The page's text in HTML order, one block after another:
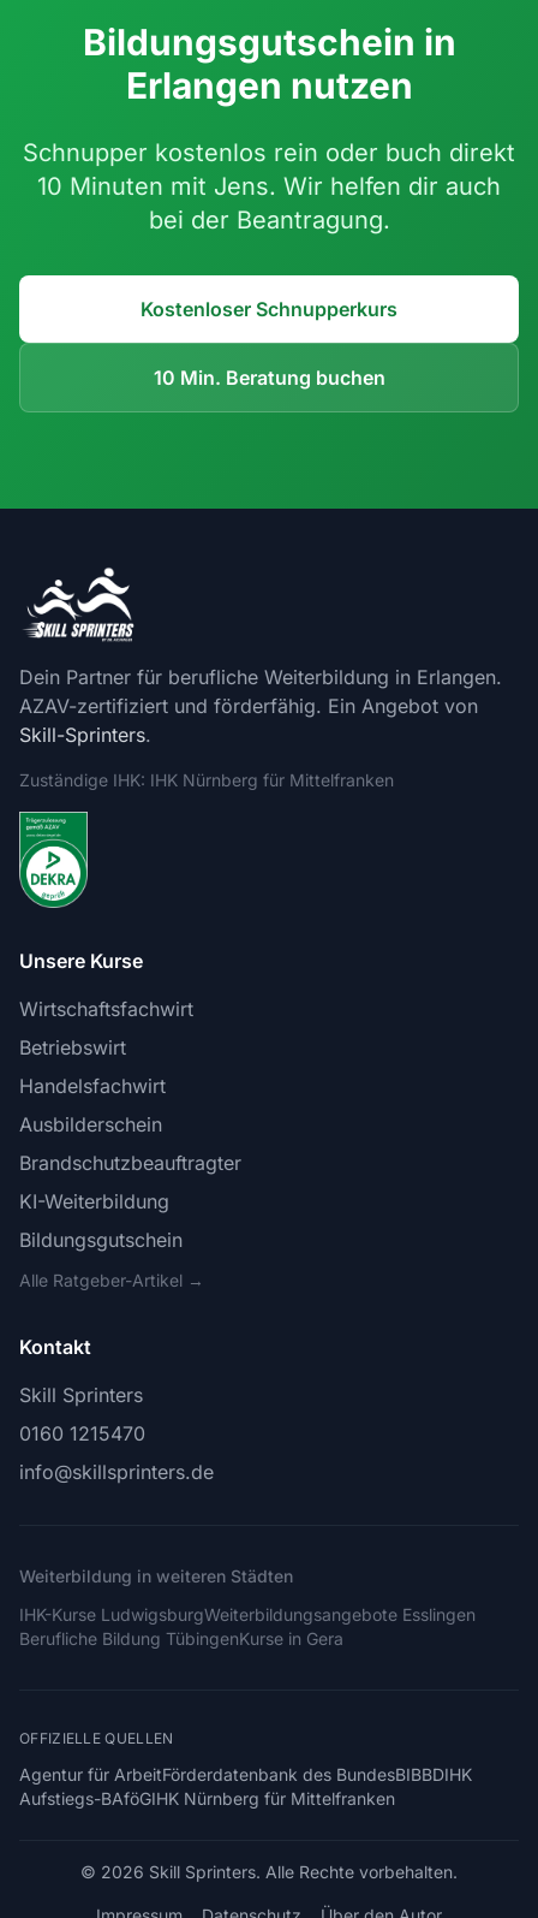
Bildungsgutschein in
Erlangen nutzen
Schnupper kostenlos rein oder buch direkt
10 Minuten mit Jens. Wir helfen dir auch
bei der Beantragung.
Kostenloser Schnupperkurs
10 Min. Beratung buchen
Dein Partner für berufliche Weiterbildung in Erlangen.
AZAV-zertifiziert und förderfähig. Ein Angebot von
Skill-Sprinters.
Zuständige IHK: IHK Nürnberg für Mittelfranken
Unsere Kurse
Wirtschaftsfachwirt
Betriebswirt
Handelsfachwirt
Ausbilderschein
Brandschutzbeauftragter
KI-Weiterbildung
Bildungsgutschein
Alle Ratgeber-Artikel →
Kontakt
Skill Sprinters
0160 1215470
info@skillsprinters.de
Weiterbildung in weiteren Städten
IHK-Kurse LudwigsburgWeiterbildungsangebote Esslingen
Berufliche Bildung TübingenKurse in Gera
OFFIZIELLE QUELLEN
Agentur für ArbeitFörderdatenbank des BundesBIBBDIHK
Aufstiegs-BAföGIHK Nürnberg für Mittelfranken
© 2026 Skill Sprinters. Alle Rechte vorbehalten.